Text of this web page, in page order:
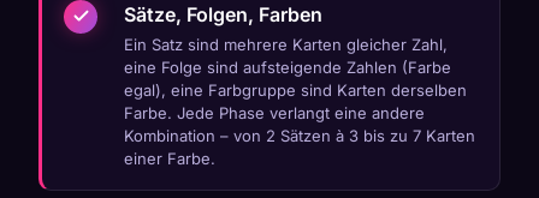
Sätze, Folgen, Farben
Ein Satz sind mehrere Karten gleicher Zahl,
eine Folge sind aufsteigende Zahlen (Farbe
egal), eine Farbgruppe sind Karten derselben
Farbe. Jede Phase verlangt eine andere
Kombination – von 2 Sätzen à 3 bis zu 7 Karten
einer Farbe.